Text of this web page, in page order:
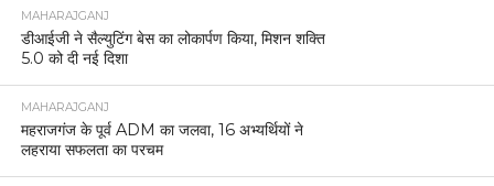
MAHARAJGANJ
डीआईजी ने सैल्युटिंग बेस का लोकार्पण किया, मिशन शक्ति
5.0 को दी नई दिशा
MAHARAJGANJ
महराजगंज के पूर्व ADM का जलवा, 16 अभ्यर्थियों ने
लहराया सफलता का परचम